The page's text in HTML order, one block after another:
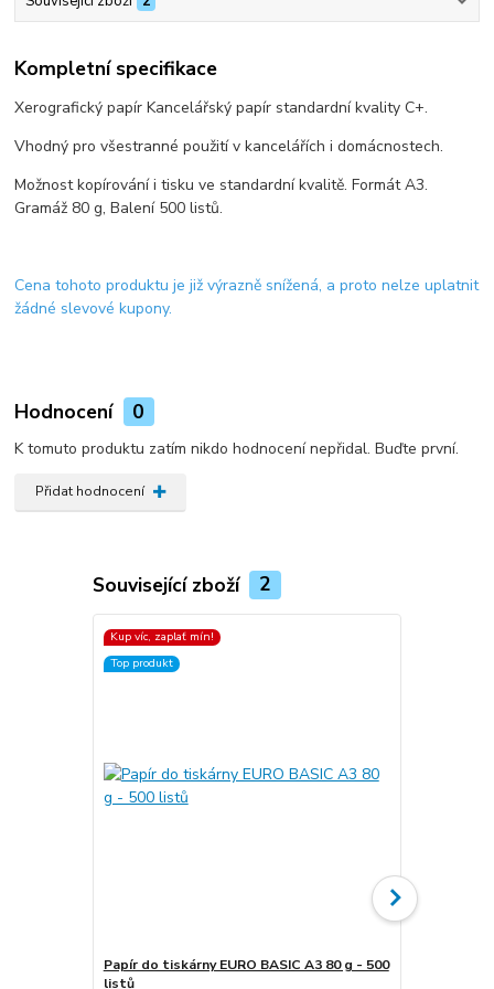
Kompletní specifikace
Xerografický papír Kancelářský papír standardní kvality C+.
Vhodný pro všestranné použití v kancelářích i domácnostech.
Možnost kopírování i tisku ve standardní kvalitě. Formát A3.
Gramáž 80 g, Balení 500 listů.
Cena tohoto produktu je již výrazně snížená, a proto nelze uplatnit
žádné slevové kupony.
Hodnocení 0
K tomuto produktu zatím nikdo hodnocení nepřidal. Buďte první.
Přidat hodnocení
Související zboží 2
Kup víc, zaplať mín!
Top produkt
Papír do tiskárny EURO BASIC A3 80 g - 500
listů